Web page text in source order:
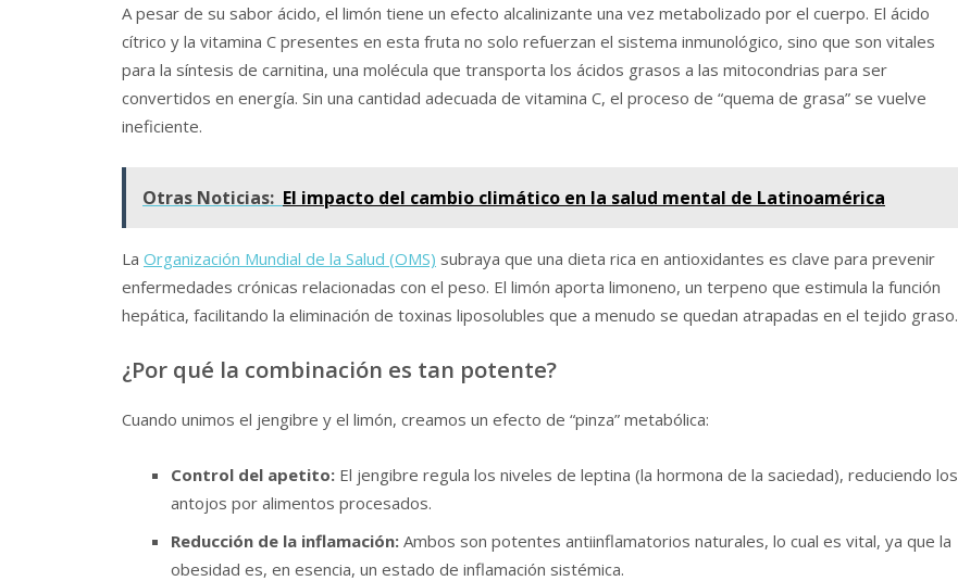
A pesar de su sabor ácido, el limón tiene un efecto alcalinizante una vez metabolizado por el cuerpo. El ácido
cítrico y la vitamina C presentes en esta fruta no solo refuerzan el sistema inmunológico, sino que son vitales
para la síntesis de carnitina, una molécula que transporta los ácidos grasos a las mitocondrias para ser
convertidos en energía. Sin una cantidad adecuada de vitamina C, el proceso de “quema de grasa” se vuelve
ineficiente.
Otras Noticias: El impacto del cambio climático en la salud mental de Latinoamérica
La Organización Mundial de la Salud (OMS) subraya que una dieta rica en antioxidantes es clave para prevenir
enfermedades crónicas relacionadas con el peso. El limón aporta limoneno, un terpeno que estimula la función
hepática, facilitando la eliminación de toxinas liposolubles que a menudo se quedan atrapadas en el tejido graso.
¿Por qué la combinación es tan potente?
Cuando unimos el jengibre y el limón, creamos un efecto de “pinza” metabólica:
Control del apetito: El jengibre regula los niveles de leptina (la hormona de la saciedad), reduciendo los
antojos por alimentos procesados.
Reducción de la inflamación: Ambos son potentes antiinflamatorios naturales, lo cual es vital, ya que la
obesidad es, en esencia, un estado de inflamación sistémica.